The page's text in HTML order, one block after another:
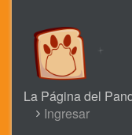
La Página del
USERIngresar